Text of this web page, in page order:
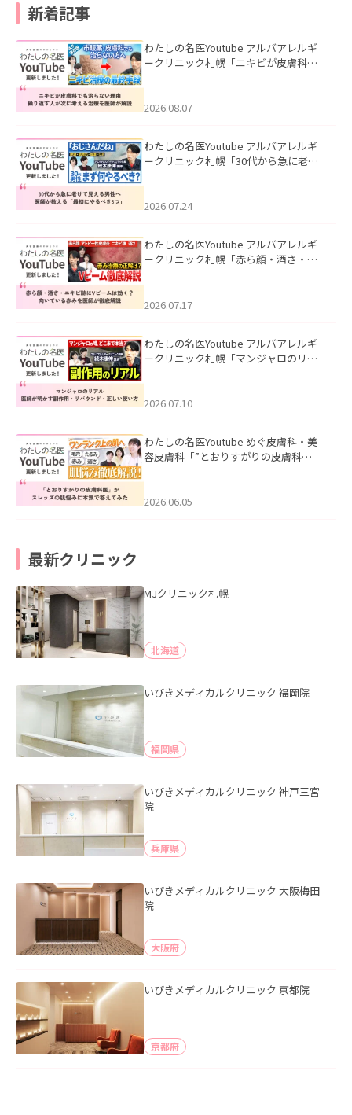
新着記事
わたしの名医Youtube アルバアレルギ
ークリニック札幌「ニキビが皮膚科で
ました。
2026.08.07
わたしの名医Youtube アルバアレルギ
ークリニック札幌「30代から急に老け
た。
2026.07.24
わたしの名医Youtube アルバアレルギ
ークリニック札幌「赤ら顔・酒さ・ニ
した。
2026.07.17
わたしの名医Youtube アルバアレルギ
ークリニック札幌「マンジャロのリア
た。
2026.07.10
わたしの名医Youtube めぐ皮膚科・美
容皮膚科「”とおりすがりの皮膚科
2026.06.05
最新クリニック
MJクリニック札幌
北海道
いびきメディカルクリニック 福岡院
福岡県
いびきメディカルクリニック 神戸三宮
院
兵庫県
いびきメディカルクリニック 大阪梅田
院
大阪府
いびきメディカルクリニック 京都院
京都府